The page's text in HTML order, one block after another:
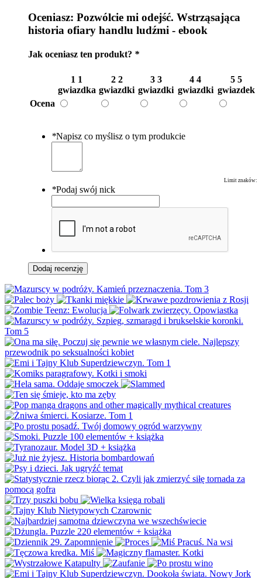
Oceniasz: Pozwólcie mi odejść. Wstrząsająca
historia ofiary handlu ludźmi - ebook
Jak oceniasz ten produkt? *
1 1
gwiazdka
2 2
gwiazdki
3 3
gwiazdki
4 4
gwiazdki
5 5
gwiazdek
Ocena
*Napisz co myślisz o tym produkcie
Limit znaków:
*Podaj swój nick
Dodaj recenzję